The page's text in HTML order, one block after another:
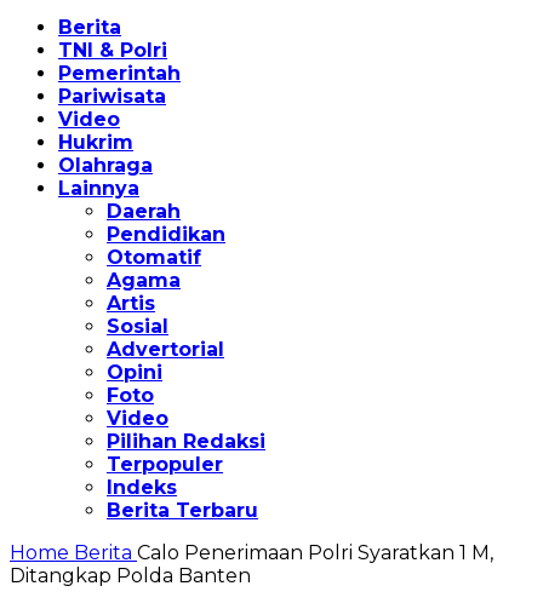
Berita
TNI & Polri
Pemerintah
Pariwisata
Video
Hukrim
Olahraga
Lainnya
Daerah
Pendidikan
Otomatif
Agama
Artis
Sosial
Advertorial
Opini
Foto
Video
Pilihan Redaksi
Terpopuler
Indeks
Berita Terbaru
Home Berita Calo Penerimaan Polri Syaratkan 1 M,
Ditangkap Polda Banten